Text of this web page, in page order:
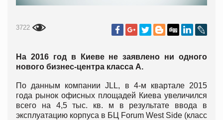
3722
На 2016 год в Киеве не заявлено ни одного
нового бизнес-центра класса А.
По данным компании JLL, в 4-м квартале 2015
года рынок офисных площадей Киева увеличился
всего на 4,5 тыс. кв. м в результате ввода в
эксплуатацию корпуса в БЦ Forum West Side (класс